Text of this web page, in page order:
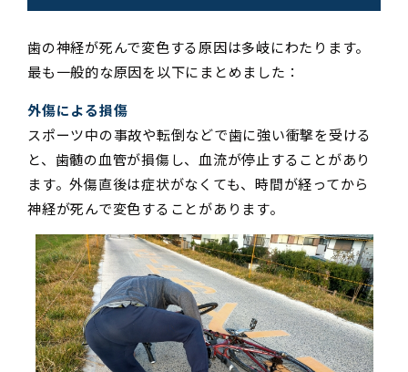
歯の神経が死んで変色する原因は多岐にわたります。
最も一般的な原因を以下にまとめました：
外傷による損傷
スポーツ中の事故や転倒などで歯に強い衝撃を受ける
と、歯髄の血管が損傷し、血流が停止することがあり
ます。外傷直後は症状がなくても、時間が経ってから
神経が死んで変色することがあります。